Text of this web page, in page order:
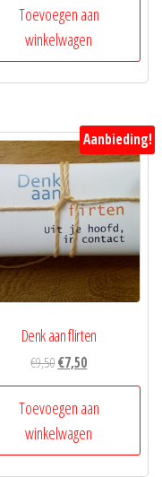
Toevoegen aan
winkelwagen
Aanbieding!
Denk aan flirten
€9,50Oorspronkelijke
prijs
was:
€9,50.
€7,50Huidige
prijs
is:
€7,50.
Toevoegen aan
winkelwagen